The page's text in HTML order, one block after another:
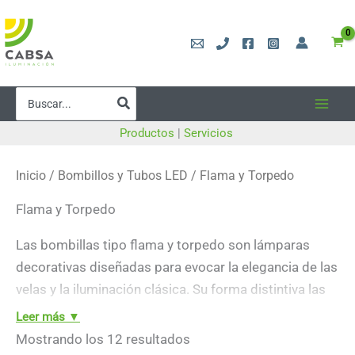
al
contenido
por:
Productos | Servicios
Inicio / Bombillos y Tubos LED / Flama y Torpedo
Flama y Torpedo
Las bombillas tipo flama y torpedo son lámparas
decorativas diseñadas para evocar la elegancia de las
velas y la iluminación clásica. Su forma distintiva las
hace ideales para crear ambientes cálidos y
acogedores en candelabros, lámparas colgantes,
Leer más ▼
Mostrando los 12 resultados